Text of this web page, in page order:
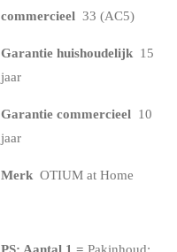
commercieel 33 (AC5)
Garantie huishoudelijk 15
jaar
Garantie commercieel 10
jaar
Merk OTIUM at Home